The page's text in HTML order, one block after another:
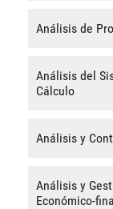
Análisis de
Análisis del
Cálculo
Análisis y
Análisis y
Económico-